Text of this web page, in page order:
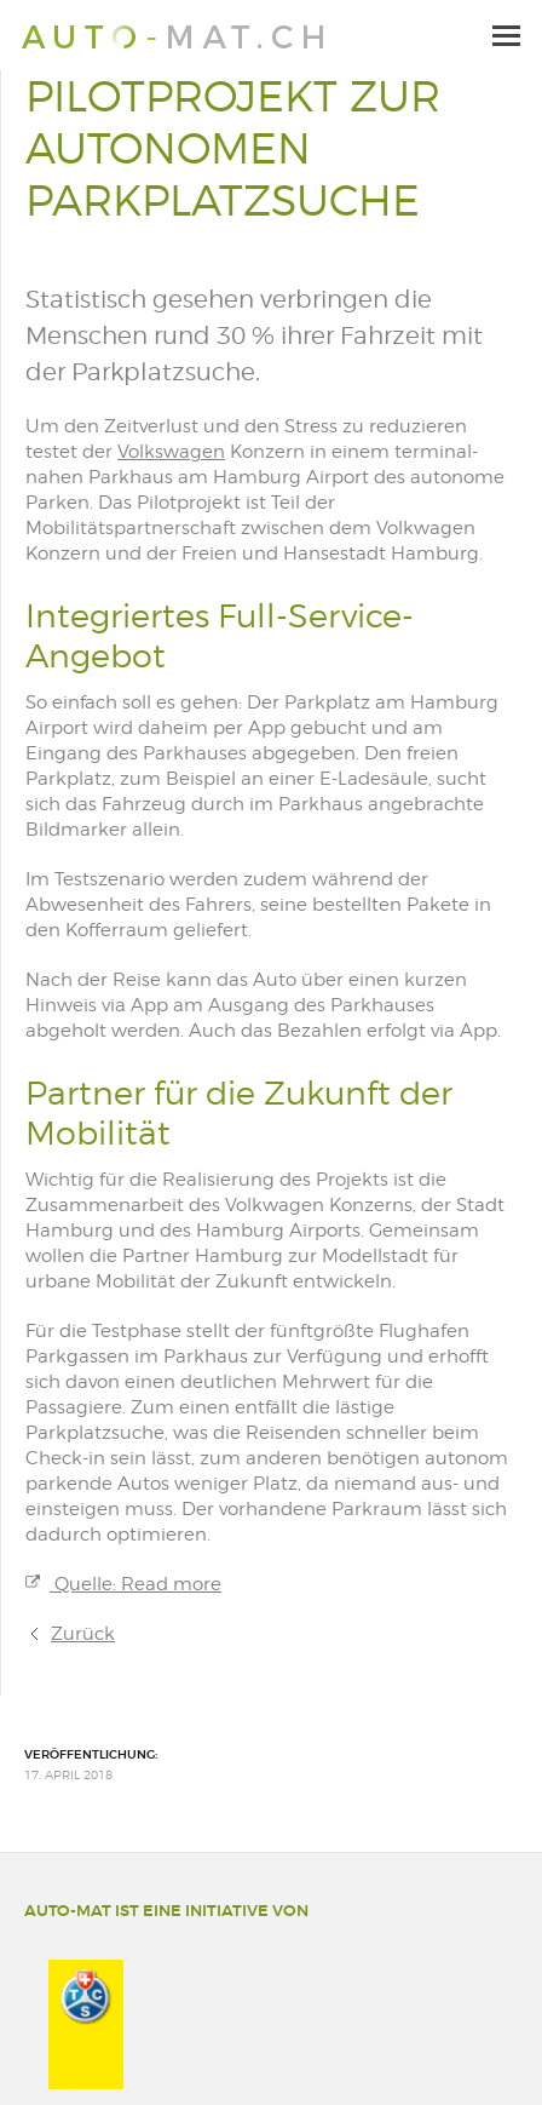
PILOTPROJEKT ZUR
AUTONOMEN
PARKPLATZSUCHE
Statistisch gesehen verbringen die
Menschen rund 30 % ihrer Fahrzeit mit
der Parkplatzsuche.
Um den Zeitverlust und den Stress zu reduzieren
testet der Volkswagen Konzern in einem terminal-
nahen Parkhaus am Hamburg Airport des autonome
Parken. Das Pilotprojekt ist Teil der
Mobilitätspartnerschaft zwischen dem Volkwagen
Konzern und der Freien und Hansestadt Hamburg.
Integriertes Full-Service-
Angebot
So einfach soll es gehen: Der Parkplatz am Hamburg
Airport wird daheim per App gebucht und am
Eingang des Parkhauses abgegeben. Den freien
Parkplatz, zum Beispiel an einer E-Ladesäule, sucht
sich das Fahrzeug durch im Parkhaus angebrachte
Bildmarker allein.
Im Testszenario werden zudem während der
Abwesenheit des Fahrers, seine bestellten Pakete in
den Kofferraum geliefert.
Nach der Reise kann das Auto über einen kurzen
Hinweis via App am Ausgang des Parkhauses
abgeholt werden. Auch das Bezahlen erfolgt via App.
Partner für die Zukunft der
Mobilität
Wichtig für die Realisierung des Projekts ist die
Zusammenarbeit des Volkwagen Konzerns, der Stadt
Hamburg und des Hamburg Airports. Gemeinsam
wollen die Partner Hamburg zur Modellstadt für
urbane Mobilität der Zukunft entwickeln.
Für die Testphase stellt der fünftgrößte Flughafen
Parkgassen im Parkhaus zur Verfügung und erhofft
sich davon einen deutlichen Mehrwert für die
Passagiere. Zum einen entfällt die lästige
Parkplatzsuche, was die Reisenden schneller beim
Check-in sein lässt, zum anderen benötigen autonom
parkende Autos weniger Platz, da niemand aus- und
einsteigen muss. Der vorhandene Parkraum lässt sich
dadurch optimieren.
Quelle: Read more
Zurück
VERÖFFENTLICHUNG:
17. APRIL 2018
AUTO-MAT IST EINE INITIATIVE VON